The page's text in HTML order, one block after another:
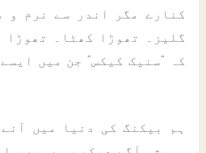
کنارے مگر اندر سے نرم و
گلیز۔ تھوڑا کھٹا۔ تھوڑا
کہ “سنیک کیکس” جن میں
ہم بیکنگ کی دنیا میں